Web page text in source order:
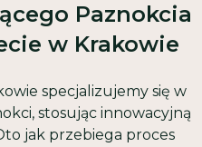
Paznokcia
w Krakowie
specjalizujemy się w
stosując innowacyjną
jak przebiega proces